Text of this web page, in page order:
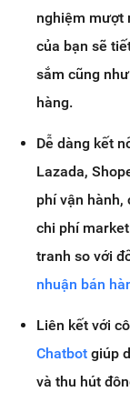
nghiệm mượt
của bạn sẽ
sắm cũng
hàng.
Dễ dàng kết
Lazada,
phí vận hành,
chi phí
tranh so với
nhuận bán
Liên kết với
Chatbot giúp
và thu hút